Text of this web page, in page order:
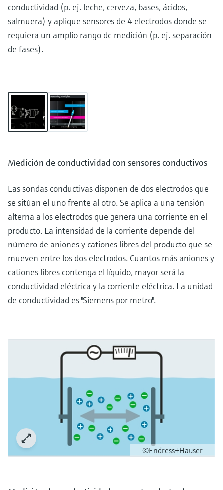
conductividad (p. ej. leche, cerveza, bases, ácidos,
salmuera) y aplique sensores de 4 electrodos donde se
requiera un amplio rango de medición (p. ej. separación
de fases).
Medición de conductividad con sensores conductivos
Las sondas conductivas disponen de dos electrodos que
se sitúan el uno frente al otro. Se aplica a una tensión
alterna a los electrodos que genera una corriente en el
producto. La intensidad de la corriente depende del
número de aniones y cationes libres del producto que se
mueven entre los dos electrodos. Cuantos más aniones y
cationes libres contenga el líquido, mayor será la
conductividad eléctrica y la corriente eléctrica. La unidad
de conductividad es "Siemens por metro".
©Endress+Hauser